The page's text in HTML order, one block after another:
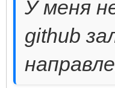
У меня
github